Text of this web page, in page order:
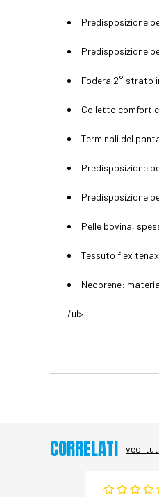
Predisposizione
Predisposizione
Fodera 2° strato
Colletto comfort
Terminali del
Predisposizione
Predisposizione
Pelle bovina,
Tessuto flex
Neoprene:
/ul>
CORRELATI vedi